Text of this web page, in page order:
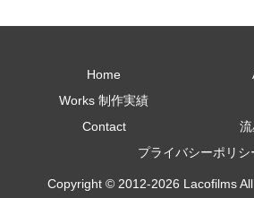
Home
Works 制作実績
Contact
プライバシーポリシ
Copyright © 2012-2026 Lacofilms